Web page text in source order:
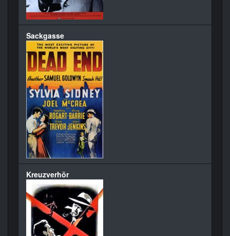
Sackgasse
Kreuzverhör